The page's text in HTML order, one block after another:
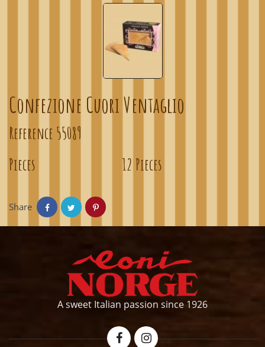
Confezione Cuori Ventaglio
Reference 55089
Pieces
12 Pieces
Share
A sweet Italian passion since 1926